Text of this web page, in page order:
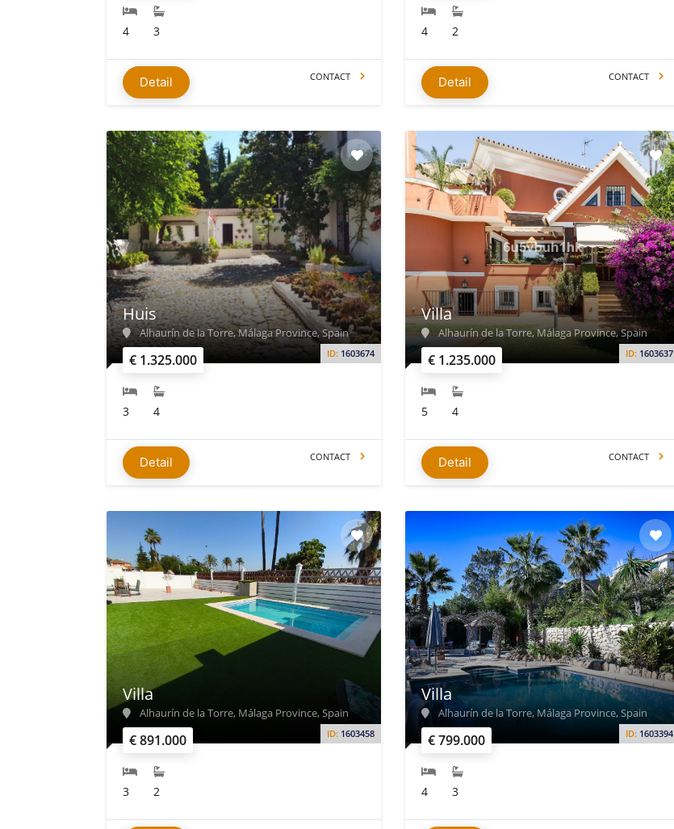
4 3
Detail CONTACT
4 2
Detail CONTACT
€ 1.325.000 ID: 1603674
Huis
Alhaurín de la Torre, Málaga Province, Spain
3 4
Detail CONTACT
€ 1.235.000 ID: 1603637
Villa
Alhaurín de la Torre, Málaga Province, Spain
5 4
Detail CONTACT
€ 891.000 ID: 1603458
Villa
Alhaurín de la Torre, Málaga Province, Spain
3 2
€ 799.000 ID: 1603394
Villa
Alhaurín de la Torre, Málaga Province, Spain
4 3